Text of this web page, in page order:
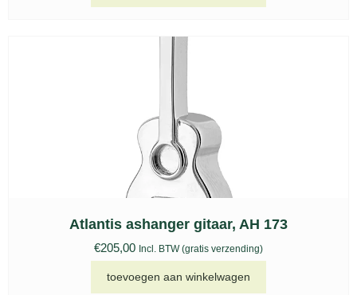
Atlantis ashanger gitaar, AH 173
€205,00 Incl. BTW (gratis verzending)
toevoegen aan winkelwagen